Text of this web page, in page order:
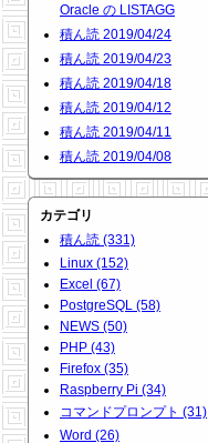
Oracle の LISTAGG
積ん読 2019/04/24
積ん読 2019/04/23
積ん読 2019/04/18
積ん読 2019/04/12
積ん読 2019/04/11
積ん読 2019/04/08
カテゴリ
積ん読 (331)
Linux (152)
Excel (67)
PostgreSQL (58)
NEWS (50)
PHP (43)
Firefox (35)
Raspberry Pi (34)
コマンドプロンプト (31)
Word (26)